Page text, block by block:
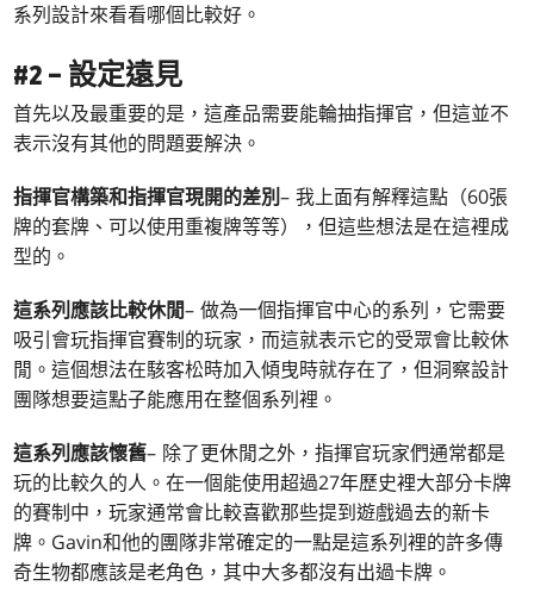
系列設計來看看哪個比較好。
#2 – 設定遠見
首先以及最重要的是，這產品需要能輪抽指揮官，但這並不
表示沒有其他的問題要解決。
指揮官構築和指揮官現開的差別– 我上面有解釋這點（60張
牌的套牌、可以使用重複牌等等），但這些想法是在這裡成
型的。
這系列應該比較休閒– 做為一個指揮官中心的系列，它需要
吸引會玩指揮官賽制的玩家，而這就表示它的受眾會比較休
閒。這個想法在駭客松時加入傾曳時就存在了，但洞察設計
團隊想要這點子能應用在整個系列裡。
這系列應該懷舊– 除了更休閒之外，指揮官玩家們通常都是
玩的比較久的人。在一個能使用超過27年歷史裡大部分卡牌
的賽制中，玩家通常會比較喜歡那些提到遊戲過去的新卡
牌。Gavin和他的團隊非常確定的一點是這系列裡的許多傳
奇生物都應該是老角色，其中大多都沒有出過卡牌。